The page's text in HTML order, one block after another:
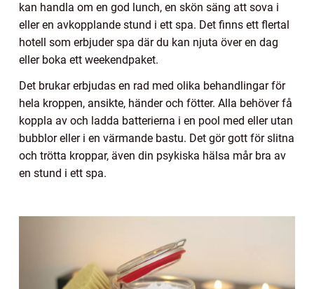
kan handla om en god lunch, en skön säng att sova i
eller en avkopplande stund i ett spa. Det finns ett flertal
hotell som erbjuder spa där du kan njuta över en dag
eller boka ett weekendpaket.
Det brukar erbjudas en rad med olika behandlingar för
hela kroppen, ansikte, händer och fötter. Alla behöver få
koppla av och ladda batterierna i en pool med eller utan
bubblor eller i en värmande bastu. Det gör gott för slitna
och trötta kroppar, även din psykiska hälsa mår bra av
en stund i ett spa.